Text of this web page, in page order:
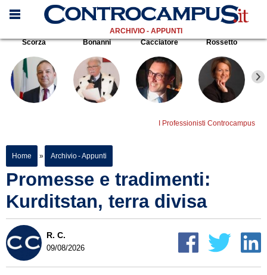
ARCHIVIO - APPUNTI
Scorza
Bonanni Cacciatore Rossetto
I Professionisti Controcampus
Home » Archivio - Appunti
Promesse e tradimenti:
Kurditstan, terra divisa
R. C.
09/08/2026